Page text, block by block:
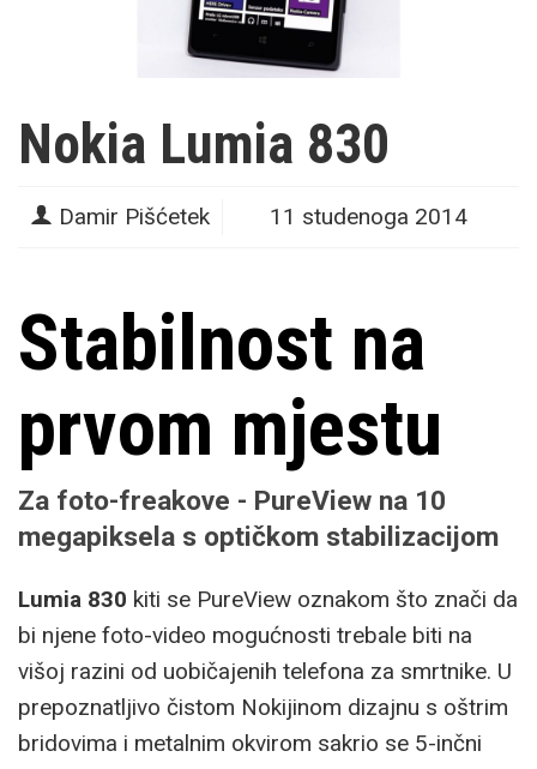
Nokia Lumia 830
Damir Pišćetek 11 studenoga 2014
Stabilnost na
prvom mjestu
Za foto-freakove - PureView na 10
megapiksela s optičkom stabilizacijom
Lumia 830 kiti se PureView oznakom što znači da
bi njene foto-video mogućnosti trebale biti na
višoj razini od uobičajenih telefona za smrtnike. U
prepoznatljivo čistom Nokijinom dizajnu s oštrim
bridovima i metalnim okvirom sakrio se 5-inčni